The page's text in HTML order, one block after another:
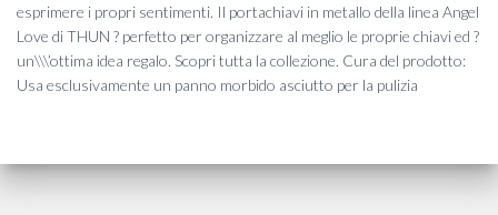
esprimere i propri sentimenti. Il portachiavi in metallo della linea Angel
Love di THUN ? perfetto per organizzare al meglio le proprie chiavi ed ?
un\\\’ottima idea regalo. Scopri tutta la collezione. Cura del prodotto:
Usa esclusivamente un panno morbido asciutto per la pulizia